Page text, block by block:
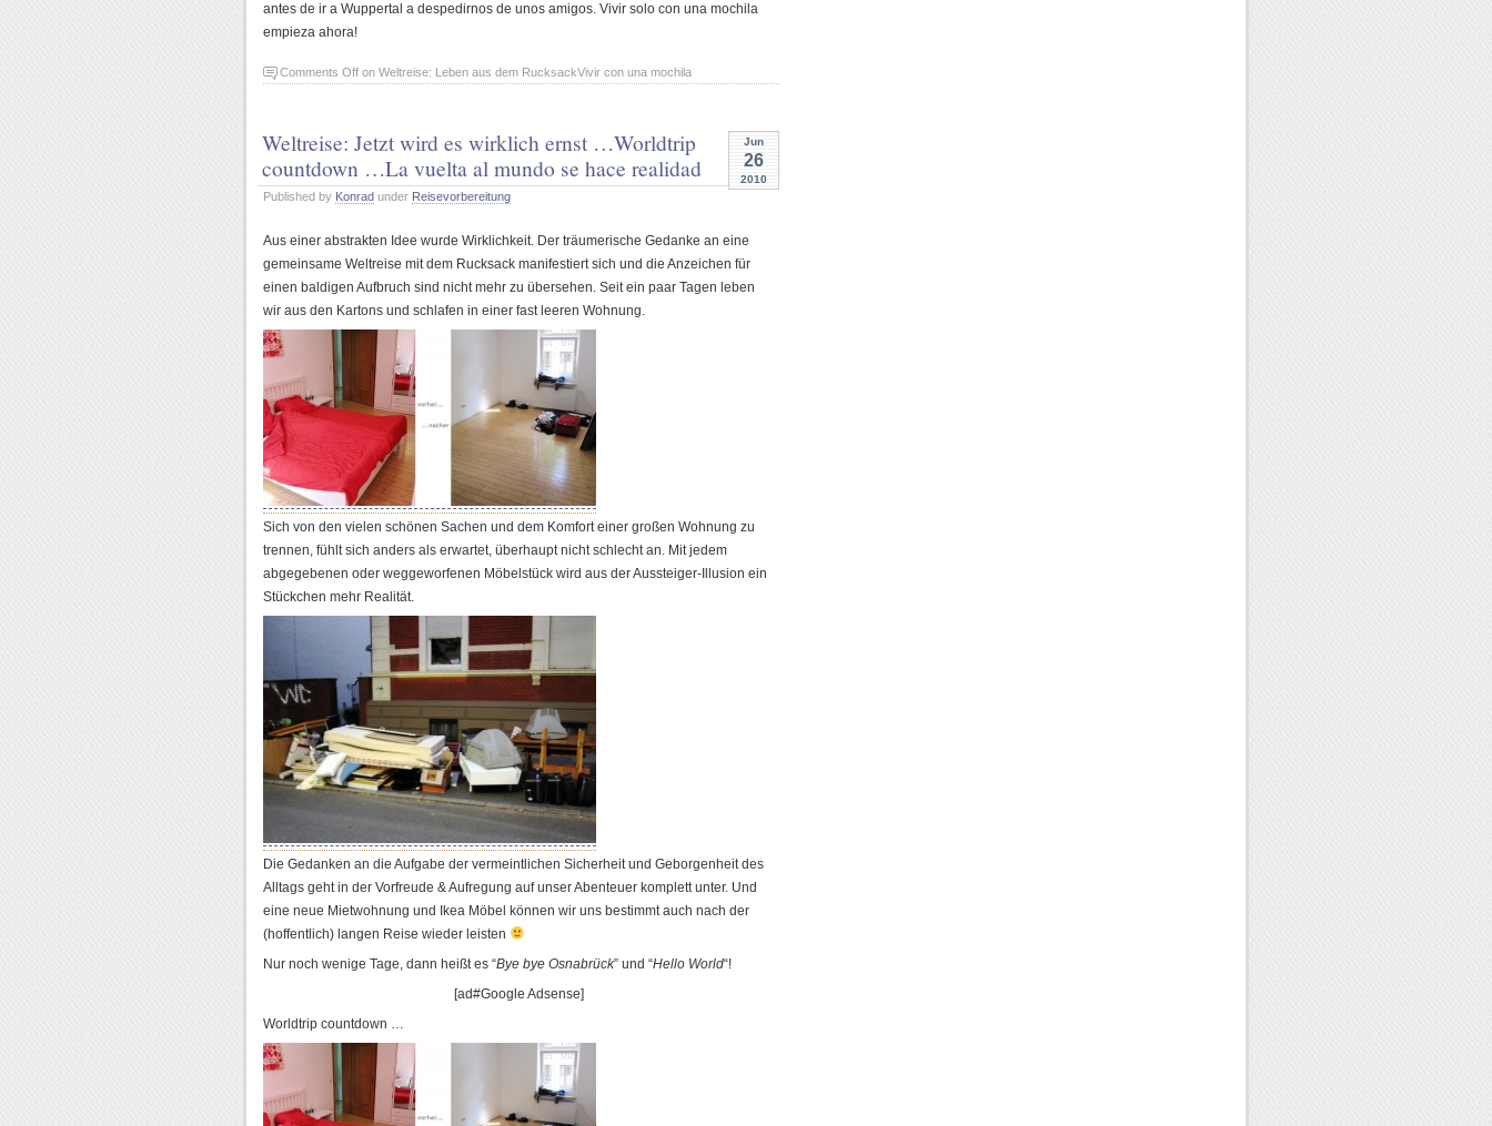
antes de ir a Wuppertal a despedirnos de unos amigos. Vivir solo con una mochila
empieza ahora!
Comments Off on Weltreise: Leben aus dem RucksackVivir con una mochila
Jun
26
2010
Weltreise: Jetzt wird es wirklich ernst …Worldtrip
countdown …La vuelta al mundo se hace realidad
Published by Konrad under Reisevorbereitung
Aus einer abstrakten Idee wurde Wirklichkeit. Der träumerische Gedanke an eine
gemeinsame Weltreise mit dem Rucksack manifestiert sich und die Anzeichen für
einen baldigen Aufbruch sind nicht mehr zu übersehen. Seit ein paar Tagen leben
wir aus den Kartons und schlafen in einer fast leeren Wohnung.
Sich von den vielen schönen Sachen und dem Komfort einer großen Wohnung zu
trennen, fühlt sich anders als erwartet, überhaupt nicht schlecht an. Mit jedem
abgegebenen oder weggeworfenen Möbelstück wird aus der Aussteiger-Illusion ein
Stückchen mehr Realität.
Die Gedanken an die Aufgabe der vermeintlichen Sicherheit und Geborgenheit des
Alltags geht in der Vorfreude & Aufregung auf unser Abenteuer komplett unter. Und
eine neue Mietwohnung und Ikea Möbel können wir uns bestimmt auch nach der
(hoffentlich) langen Reise wieder leisten
Nur noch wenige Tage, dann heißt es “Bye bye Osnabrück” und “Hello World“!
[ad#Google Adsense]
Worldtrip countdown …